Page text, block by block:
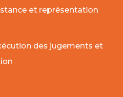
et représentation
des jugements et